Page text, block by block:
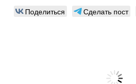
Поделиться Сделать пост